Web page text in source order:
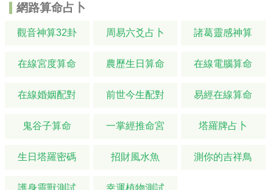
網路算命占卜
觀音神算32卦 周易六爻占卜 諸葛靈感神算
在線宮度算命 農歷生日算命 在線電腦算命
在線婚姻配對 前世今生配對 易經在線算命
鬼谷子算命 一掌經推命宮 塔羅牌占卜
生日塔羅密碼 招財風水魚 測你的吉祥鳥
護身靈獸測試 幸運植物測試